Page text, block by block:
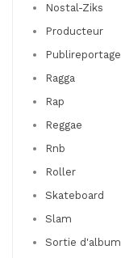
Nostal-Ziks
Producteur
Publireportage
Ragga
Rap
Reggae
Rnb
Roller
Skateboard
Slam
Sortie d'album